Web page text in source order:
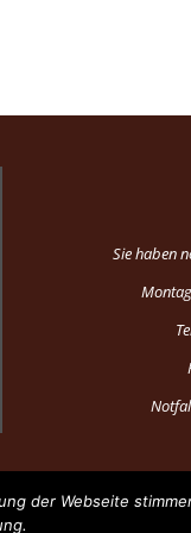
Sie haben
der Webseite